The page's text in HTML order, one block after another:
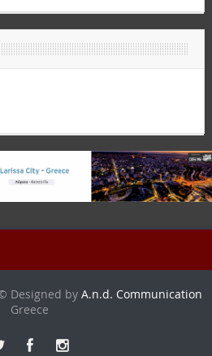
© Designed byA.n.d. Communication
Greece